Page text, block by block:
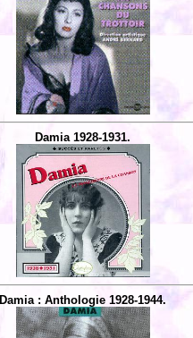
Damia 1928-1931.
Damia : Anthologie 1928-1944.